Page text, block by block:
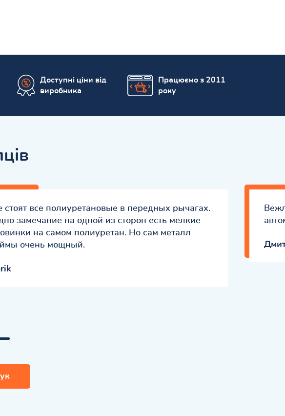
Доступні ціни від
виробника
Працюємо з 2011
року
стоят все полиуретановые в передных рычагах.
замечание на одной из сторон есть мелкие
на самом полиуретан. Но сам металл
очень мощный.